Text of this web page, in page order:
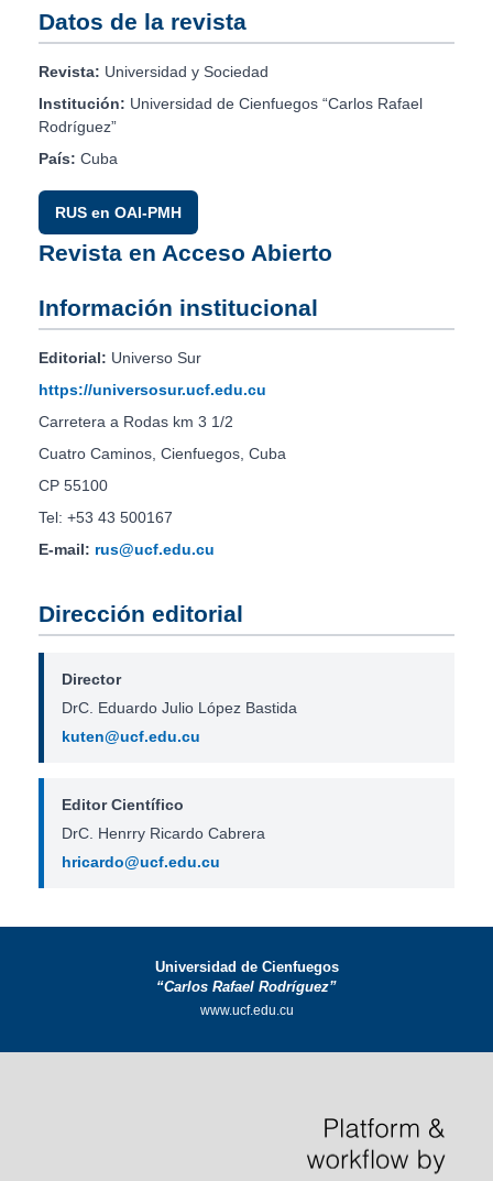
Datos de la revista
Revista: Universidad y Sociedad
Institución: Universidad de Cienfuegos “Carlos Rafael
Rodríguez”
País: Cuba
RUS en OAI-PMH
Revista en Acceso Abierto
Información institucional
Editorial: Universo Sur
https://universosur.ucf.edu.cu
Carretera a Rodas km 3 1/2
Cuatro Caminos, Cienfuegos, Cuba
CP 55100
Tel: +53 43 500167
E-mail: rus@ucf.edu.cu
Dirección editorial
Director
DrC. Eduardo Julio López Bastida
kuten@ucf.edu.cu
Editor Científico
DrC. Henrry Ricardo Cabrera
hricardo@ucf.edu.cu
Universidad de Cienfuegos
“Carlos Rafael Rodríguez”
www.ucf.edu.cu